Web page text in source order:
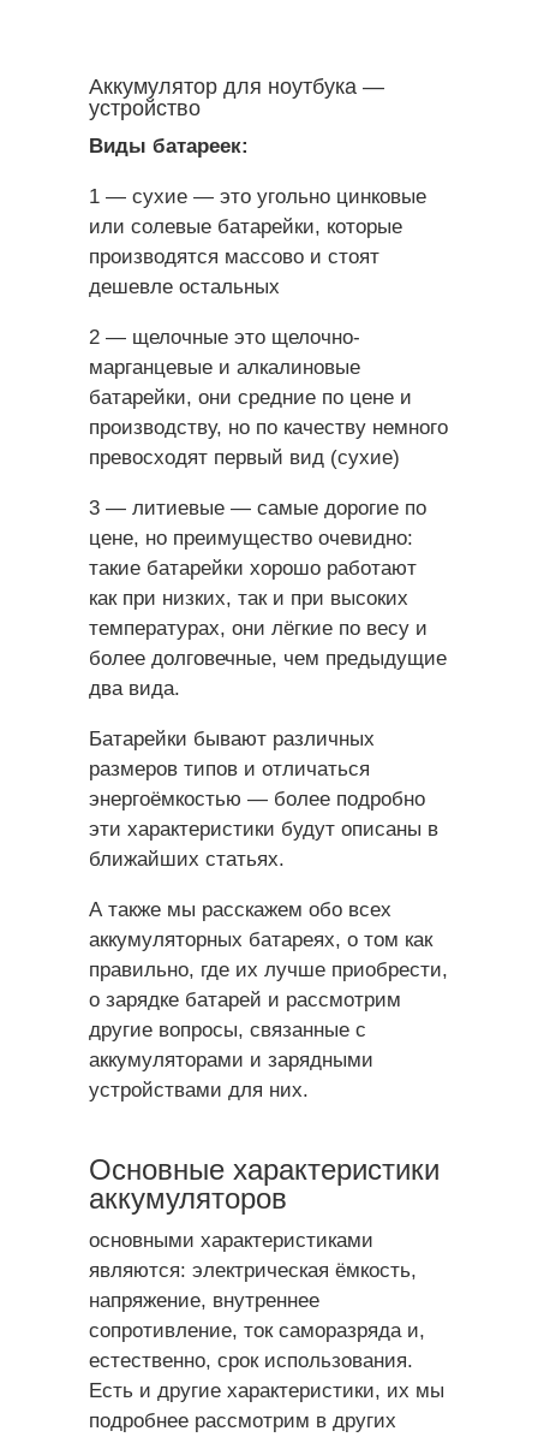
Аккумулятор для ноутбука —
устройство
Виды батареек:
1 — сухие — это угольно цинковые
или солевые батарейки, которые
производятся массово и стоят
дешевле остальных
2 — щелочные это щелочно-
марганцевые и алкалиновые
батарейки, они средние по цене и
производству, но по качеству немного
превосходят первый вид (сухие)
3 — литиевые — самые дорогие по
цене, но преимущество очевидно:
такие батарейки хорошо работают
как при низких, так и при высоких
температурах, они лёгкие по весу и
более долговечные, чем предыдущие
два вида.
Батарейки бывают различных
размеров типов и отличаться
энергоёмкостью — более подробно
эти характеристики будут описаны в
ближайших статьях.
А также мы расскажем обо всех
аккумуляторных батареях, о том как
правильно, где их лучше приобрести,
о зарядке батарей и рассмотрим
другие вопросы, связанные с
аккумуляторами и зарядными
устройствами для них.
Основные характеристики
аккумуляторов
основными характеристиками
являются: электрическая ёмкость,
напряжение, внутреннее
сопротивление, ток саморазряда и,
естественно, срок использования.
Есть и другие характеристики, их мы
подробнее рассмотрим в других